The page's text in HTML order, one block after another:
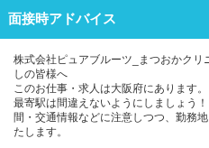
面接時アドバイス
株式会社ピュアブルーツ_まつおかク
しの皆様へ
このお仕事・求人は大阪府にあります。
最寄駅は間違えないようにしましょう
間・交通情報などに注意しつつ、勤務
たします。